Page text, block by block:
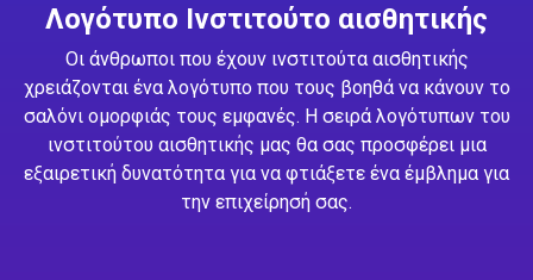
Λογότυπο Ινστιτούτο αισθητικής
Οι άνθρωποι που έχουν ινστιτούτα αισθητικής
χρειάζονται ένα λογότυπο που τους βοηθά να κάνουν το
σαλόνι ομορφιάς τους εμφανές. Η σειρά λογότυπων του
ινστιτούτου αισθητικής μας θα σας προσφέρει μια
εξαιρετική δυνατότητα για να φτιάξετε ένα έμβλημα για
την επιχείρησή σας.